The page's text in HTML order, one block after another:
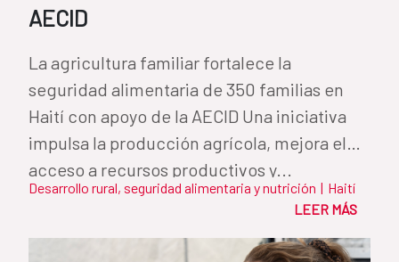
AECID
La agricultura familiar fortalece la
seguridad alimentaria de 350 familias en
Haití con apoyo de la AECID Una iniciativa
impulsa la producción agrícola, mejora el
acceso a recursos productivos y...
Desarrollo rural, seguridad alimentaria y nutrición | Haití
LEER MÁS